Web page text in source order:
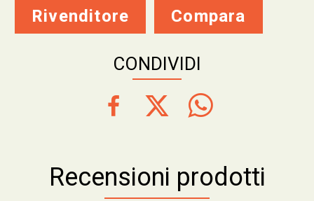
Rivenditore Compara
CONDIVIDI
Recensioni prodotti